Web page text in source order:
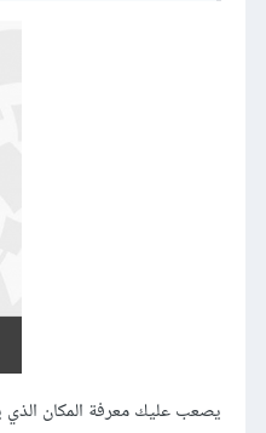
يصعب عليك معرفة المكان الذي